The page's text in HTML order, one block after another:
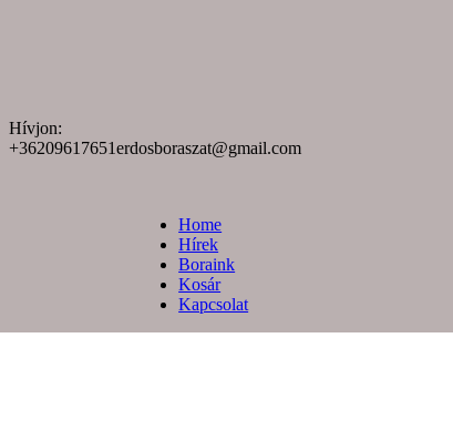
Hívjon:
+36209617651erdosboraszat@gmail.com
Home
Hírek
Boraink
Kosár
Kapcsolat